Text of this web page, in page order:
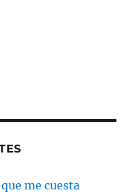
me cuesta